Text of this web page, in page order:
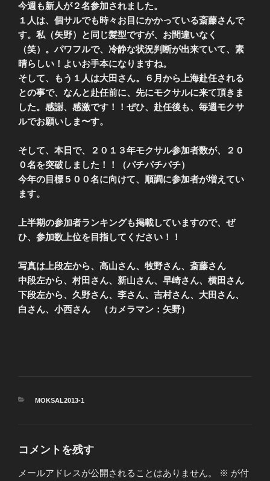
今週も新人が２名参加されました。
１人は、個サルでも時々お目にかかっている斎藤さんで
す。私（矢野）と同じ髪型ですが、お間違いなく
（笑）。パワフルで、冷静な状況判断が出来ていて、素
晴らしい！よいお手本になりますね。
そして、もう１人は大田さん。６月から上海赴任される
との事で、なんと赴任前に、先にモクサルに来て頂きま
した。感謝、感激です！！ぜひ、赴任後も、毎週モクサ
ルでお願いしま〜す。
そして、本日で、２０１３年モクサル参加者数が、２０
０名を突破しました！！（パチパチパチ）
今年の目標５００名に向けて、順調に参加者が増えてい
ます。
上半期の参加者ランキングも掲載していますので、ぜ
ひ、参加数上位を目指してください！！
写真は上段左から、高山さん、牧野さん、斎藤さん
中段左から、村田さん、新山さん、早崎さん、横田さん
下段左から、久野さん、李さん、吉村さん、大田さん、
白さん、小西さん （カメラマン：矢野）
カ
MOKSAL2013-1
コメントを残す
メールアドレスが公開されることはありません。 ※ が付